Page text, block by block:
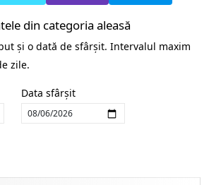
din categoria aleasă
și o dată de sfârșit. Intervalul maxim
zile.
Data sfârșit